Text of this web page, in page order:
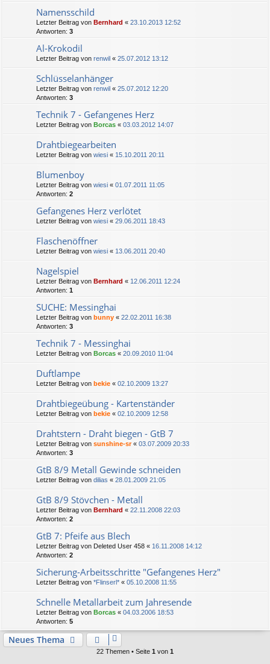
Namensschild
Letzter Beitrag von Bernhard « 23.10.2013 12:52
Antworten: 3
Al-Krokodil
Letzter Beitrag von renwil « 25.07.2012 13:12
Schlüsselanhänger
Letzter Beitrag von renwil « 25.07.2012 12:20
Antworten: 3
Technik 7 - Gefangenes Herz
Letzter Beitrag von Borcas « 03.03.2012 14:07
Drahtbiegearbeiten
Letzter Beitrag von wiesi « 15.10.2011 20:11
Blumenboy
Letzter Beitrag von wiesi « 01.07.2011 11:05
Antworten: 2
Gefangenes Herz verlötet
Letzter Beitrag von wiesi « 29.06.2011 18:43
Flaschenöffner
Letzter Beitrag von wiesi « 13.06.2011 20:40
Nagelspiel
Letzter Beitrag von Bernhard « 12.06.2011 12:24
Antworten: 1
SUCHE: Messinghai
Letzter Beitrag von bunny « 22.02.2011 16:38
Antworten: 3
Technik 7 - Messinghai
Letzter Beitrag von Borcas « 20.09.2010 11:04
Duftlampe
Letzter Beitrag von bekie « 02.10.2009 13:27
Drahtbiegeübung - Kartenständer
Letzter Beitrag von bekie « 02.10.2009 12:58
Drahtstern - Draht biegen - GtB 7
Letzter Beitrag von sunshine-sr« 03.07.2009 20:33
Antworten: 3
GtB 8/9 Metall Gewinde schneiden
Letzter Beitrag von dilias « 28.01.2009 21:05
GtB 8/9 Stövchen - Metall
Letzter Beitrag von Bernhard « 22.11.2008 22:03
Antworten: 2
GtB 7: Pfeife aus Blech
Letzter Beitrag von Deleted User 458 « 16.11.2008 14:12
Antworten: 2
Sicherung-Arbeitsschritte "Gefangenes Herz"
Letzter Beitrag von *Flinserl* « 05.10.2008 11:55
Schnelle Metallarbeit zum Jahresende
Letzter Beitrag von Borcas « 04.03.2006 18:53
Antworten: 5
Neues Thema
22 Themen • Seite 1 von 1